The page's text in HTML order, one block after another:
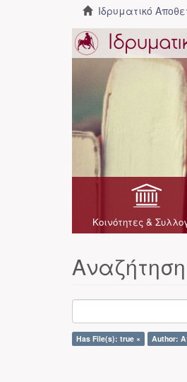
Ιδρυματικό
Κοινότητες &
Αναζήτηση
Has File(s): true × Author: